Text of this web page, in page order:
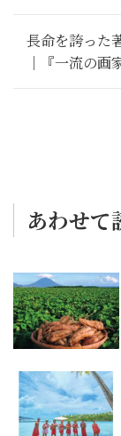
長命を誇った
｜『一流の画
あわせて